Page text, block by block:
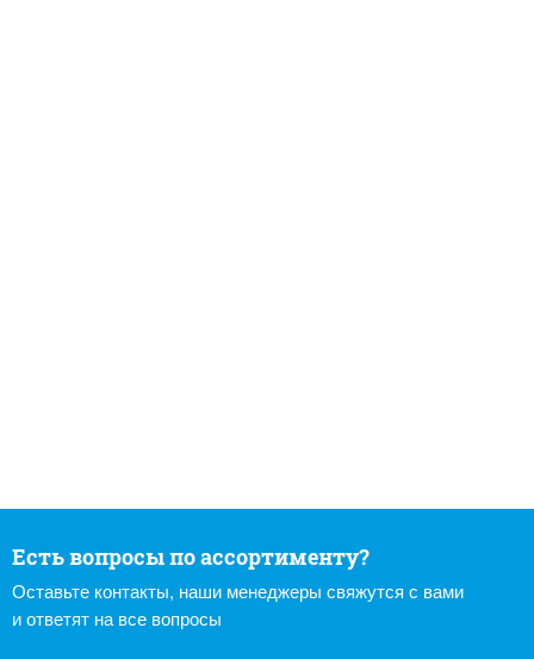
Есть вопросы по ассортименту?
Оставьте контакты, наши менеджеры свяжутся с вами
и ответят на все вопросы